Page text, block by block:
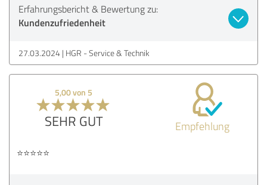
Erfahrungsbericht & Bewertung zu:
Kundenzufriedenheit
27.03.2024 HGR - Service & Technik
5,00 von 5
SEHR GUT Empfehlung
⭐️⭐️⭐️⭐️⭐️